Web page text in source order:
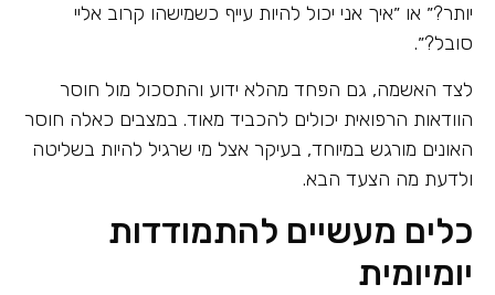
יותר?״ או ״איך אני יכול להיות עייף כשמישהו קרוב אליי
סובל?״.
לצד האשמה, גם הפחד מהלא ידוע והתסכול מול חוסר
הוודאות הרפואית יכולים להכביד מאוד. במצבים כאלה חוסר
האונים מורגש במיוחד, בעיקר אצל מי שרגיל להיות בשליטה
ולדעת מה הצעד הבא.
כלים מעשיים להתמודדות
יומיומית